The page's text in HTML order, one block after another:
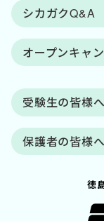
シカガクQ&A
オープンキャ
受験生の皆様へ
保護者の皆様へ
徳